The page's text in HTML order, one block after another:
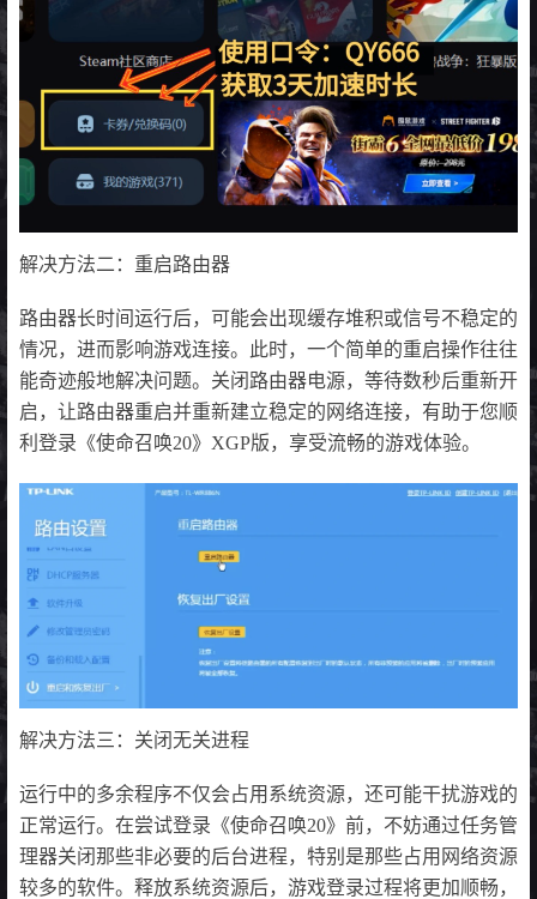
解决方法二：重启路由器
路由器长时间运行后，可能会出现缓存堆积或信号不稳定的
情况，进而影响游戏连接。此时，一个简单的重启操作往往
能奇迹般地解决问题。关闭路由器电源，等待数秒后重新开
启，让路由器重启并重新建立稳定的网络连接，有助于您顺
利登录《使命召唤20》XGP版，享受流畅的游戏体验。
解决方法三：关闭无关进程
运行中的多余程序不仅会占用系统资源，还可能干扰游戏的
正常运行。在尝试登录《使命召唤20》前，不妨通过任务管
理器关闭那些非必要的后台进程，特别是那些占用网络资源
较多的软件。释放系统资源后，游戏登录过程将更加顺畅，